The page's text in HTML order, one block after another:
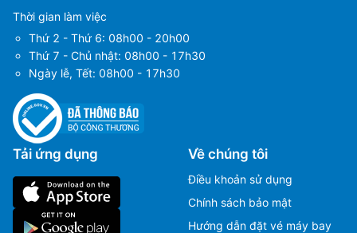
Thời gian làm việc
Thứ 2 - Thứ 6: 08h00 - 20h00
Thứ 7 - Chủ nhật: 08h00 - 17h30
Ngày lễ, Tết: 08h00 - 17h30
Tải ứng dụng Về chúng tôi
Điều khoản sử dụng
Chính sách bảo mật
Hướng dẫn đặt vé máy bay